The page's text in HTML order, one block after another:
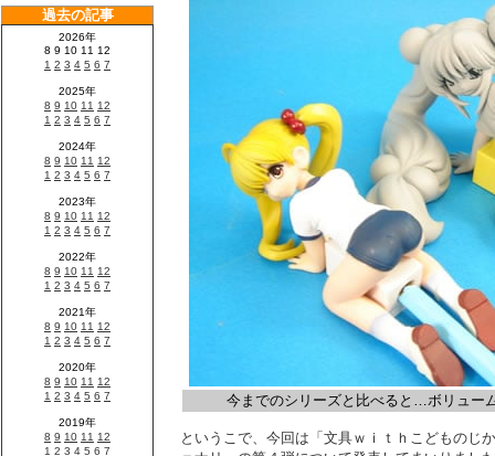
今までのシリーズと比べると…ボリュー
というこで、今回は「文具ｗｉｔｈこどものじ